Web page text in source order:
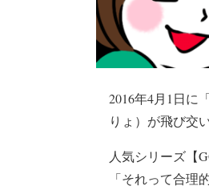
2016年4月1日に
りょ）が飛び交
人気シリーズ【
「それって合